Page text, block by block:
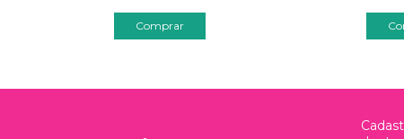
Comprar